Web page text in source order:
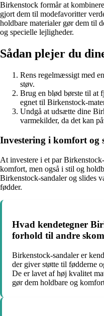
Birkenstock formår at
gjort dem til modefavoritter
holdbare materialer gør dem til
og specielle lejligheder.
Sådan plejer du
Rens regelmæssigt med
støv.
Brug en blød børste til at
egnet til Birkenstock-
Undgå at udsætte dine
varmekilder, da det kan
Investering i komfort og
At investere i et par
komfort, men også i stil og
Birkenstock-sandaler og slides
fødder.
Hvad kendetegner
forhold til andre
Birkenstock-sandaler er
der giver støtte til fødderne
De er lavet af høj kvalitet
gør dem holdbare og